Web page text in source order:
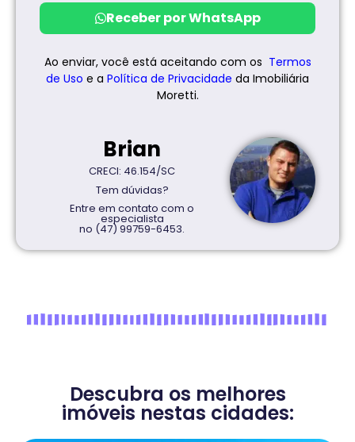
Receber por WhatsApp
Ao enviar, você está aceitando com os Termos
de Uso e a Política de Privacidade da Imobiliária
Moretti.
Brian
CRECI: 46.154/SC
Tem dúvidas?
Entre em contato com o
especialista
no (47) 99759-6453.
Descubra os melhores
imóveis nestas cidades: